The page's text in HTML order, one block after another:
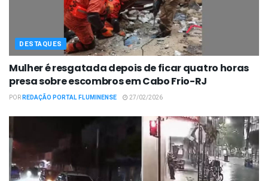
DESTAQUES
Mulher é resgatada depois de ficar quatro horas
presa sobre escombros em Cabo Frio-RJ
PORREDAÇÃO PORTAL FLUMINENSE 27/02/2026